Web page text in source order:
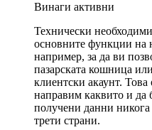
Винаги активни
Технически
основните функции на
например, за да ви
пазарската кошница
клиентски акаунт.
направим каквито и да
получени данни
трети страни.